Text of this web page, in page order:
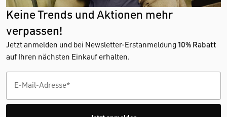
Keine Trends und Aktionen mehr
verpassen!
Jetzt anmelden und bei Newsletter-Erstanmeldung 10% Rabatt
auf Ihren nächsten Einkauf erhalten.